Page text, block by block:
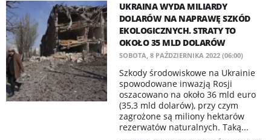
UKRAINA WYDA MILIARDY
DOLARÓW NA NAPRAWĘ SZKÓD
EKOLOGICZNYCH. STRATY TO
OKOŁO 35 MLD DOLARÓW
SOBOTA, 8 PAŹDZIERNIKA 2022 (06:00)
Szkody środowiskowe na Ukrainie
spowodowane inwazją Rosji
oszacowano na około 36 mld euro
(35,3 mld dolarów), przy czym
zagrożone są miliony hektarów
rezerwatów naturalnych. Taką...